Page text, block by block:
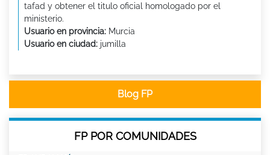
tafad y obtener el titulo oficial homologado por el
ministerio.
Usuario en provincia: Murcia
Usuario en ciudad: jumilla
Blog FP
FP POR COMUNIDADES